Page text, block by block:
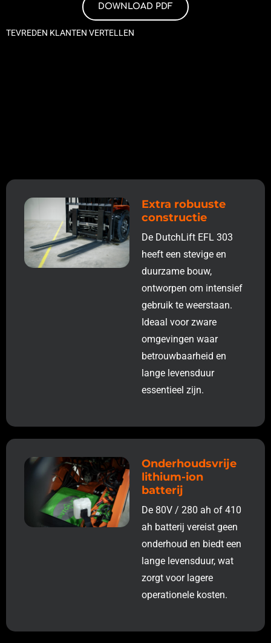
DOWNLOAD PDF
TEVREDEN KLANTEN VERTELLEN
Extra robuuste
constructie
De DutchLift EFL 303
heeft een stevige en
duurzame bouw,
ontworpen om intensief
gebruik te weerstaan.
Ideaal voor zware
omgevingen waar
betrouwbaarheid en
lange levensduur
essentieel zijn.
Onderhoudsvrije
lithium-ion
batterij
De 80V / 280 ah of 410
ah batterij vereist geen
onderhoud en biedt een
lange levensduur, wat
zorgt voor lagere
operationele kosten.